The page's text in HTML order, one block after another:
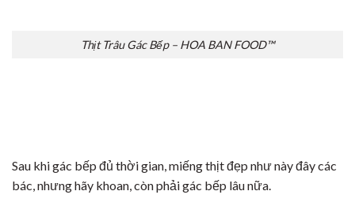
Thịt Trâu Gác Bếp – HOA BAN FOOD™
Sau khi gác bếp đủ thời gian, miếng thịt đẹp như này đây các
bác, nhưng hãy khoan, còn phải gác bếp lâu nữa.